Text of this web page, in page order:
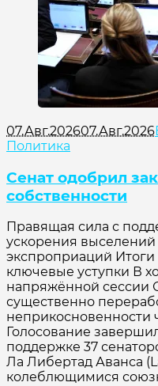
07.Авг.202607.Авг.2026
Политика
Сенат одобрил
собственности
Правящая сила с
ускорения
экспроприаций
ключевые уступки В
напряжённой сессии
существенно
неприкосновенности
Голосование
поддержке 37
Ла Либертад Аванса
колеблющимися